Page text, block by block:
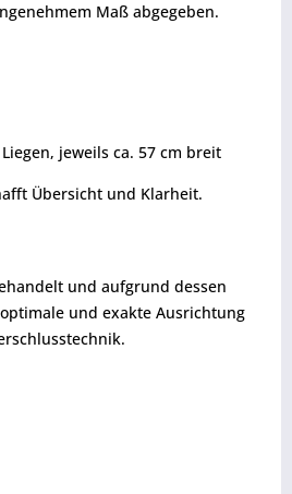
Maß abgegeben.
jeweils ca. 57 cm breit
Übersicht und Klarheit.
und aufgrund dessen
und exakte Ausrichtung